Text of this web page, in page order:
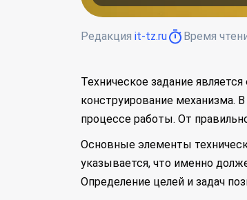
Редакция it-tz.ru Время
Техническое задание
конструирование механизма.
процессе работы. От
Основные элементы
указывается, что именно
Определение целей и задач